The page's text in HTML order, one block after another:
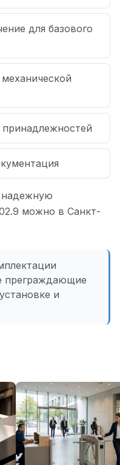
для базового
можно в Санкт-
преграждающие
и